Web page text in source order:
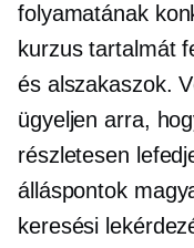
folyamatának
kurzus tartalmát
és alszakaszok.
ügyeljen arra,
részletesen
álláspontok
keresési